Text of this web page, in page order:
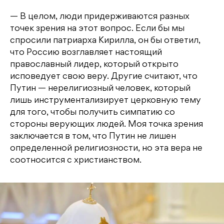
— В целом, люди придерживаются разных
точек зрения на этот вопрос. Если бы мы
спросили патриарха Кирилла, он бы ответил,
что Россию возглавляет настоящий
православный лидер, который открыто
исповедует свою веру. Другие считают, что
Путин — нерелигиозный человек, который
лишь инструментализирует церковную тему
для того, чтобы получить симпатию со
стороны верующих людей. Моя точка зрения
заключается в том, что Путин не лишен
определенной религиозности, но эта вера не
соотносится с христианством.